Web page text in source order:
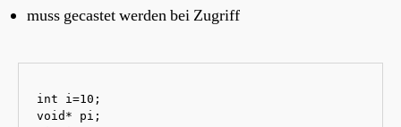
muss gecastet werden bei Zugriff
int i=10;
void* pi;